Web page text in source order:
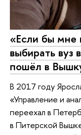
«Если бы мне
выбирать вуз
пошёл в
В 2017 году
«Управление и
переехал в
в Питерской